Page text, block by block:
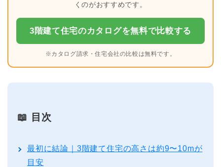
くのがおすすめです。
3階建て住宅のカタログを無料で比較する
※カタログ請求・住宅会社の比較は無料です。
📖 目次
最初に結論｜3階建て住宅の高さは約9〜10mが
目安